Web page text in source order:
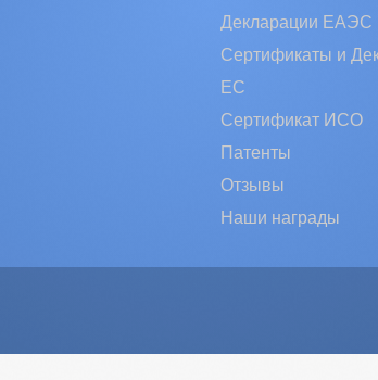
Декларации ЕАЭС
Сертификаты и
EC
Сертификат ИСО
Патенты
Отзывы
Наши награды